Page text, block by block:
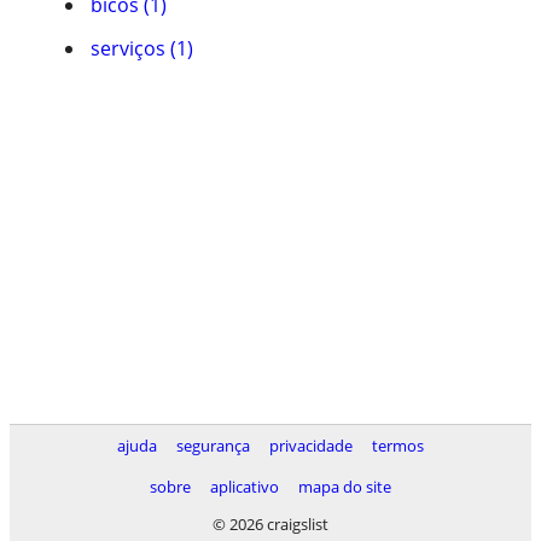
serviços (1)
ajuda segurança privacidade
termos
sobre
aplicativo
mapa do site
© 2026 craigslist